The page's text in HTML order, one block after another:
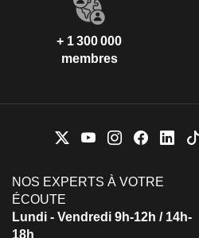
+ 1 300 000
membres
NOS EXPERTS À VOTRE
ÉCOUTE
Lundi - Vendredi 9h-12h / 14h-
18h